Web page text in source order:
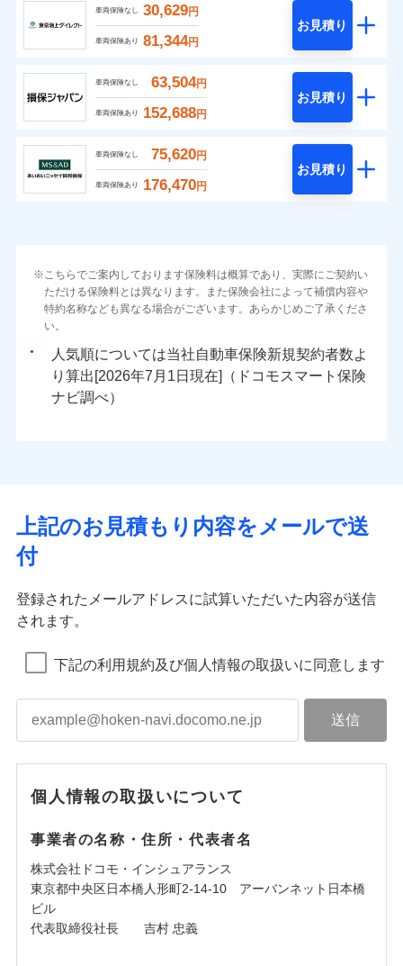
車両保険なし 30,629円
車両保険あり 81,344円
お見積り
車両保険なし 63,504円
車両保険あり 152,688円
お見積り
車両保険なし 75,620円
車両保険あり 176,470円
お見積り
こちらでご案内しております保険料は概算であり、実際にご契約い
ただける保険料とは異なります。また保険会社によって補償内容や
特約名称なども異なる場合がございます。あらかじめご了承くださ
い。
人気順については当社
新規契約者数よ
り算出[
年 月
日現在]（ドコモスマート保険
ナビ調べ）
上記のお見積もり内容をメールで送
付
登録されたメールアドレスに試算いただいた内容が送信
されます。
下記の利用規約及び個人情報の取扱いに同意します
個人情報の取扱いについて
事業者の名称・住所・代表者名
株式会社ドコモ・インシュアランス
東京都中央区日本橋人形町2-14-10 アーバンネット日本橋
ビル
代表取締役社長 吉村 忠義